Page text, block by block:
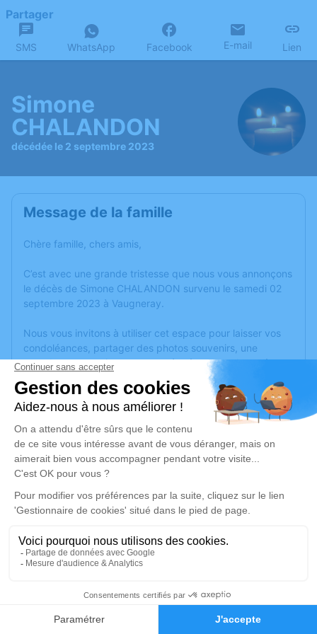
Faire-part Hommages
Partager
SMS WhatsApp Facebook E-mail Lien
Simone
CHALANDON
décédée le 2 septembre 2023
Message de la famille
Chère famille, chers amis,
C’est avec une grande tristesse que nous vous annonçons
le décès de Simone CHALANDON survenu le samedi 02
septembre 2023 à Vaugneray.
Nous vous invitons à utiliser cet espace pour laisser vos
condoléances, partager des photos souvenirs, une
anecdote ou exprimer vos pensées à travers des poèmes
ou des textes. Cet endroit est un lieu d'expression dédié à
honorer la mémoire de Simone CHALANDON.
Un service de plantation d’arbre hommage estdisponible
lundi 11 septembre 2023 à 15h00
Eglise Saint Fortunat 4 impasse St Fortuna
69290 Craponne
Je rends hommage